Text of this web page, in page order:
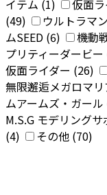
イテム (1)
仮面
(49)
ウルトラマ
ムSEED (6)
機動
プリティーダービー
仮面ライダー (26)
無限邂逅メガロマ
ムアームズ・ガール
M.S.G モデリング
(4)
その他 (70)